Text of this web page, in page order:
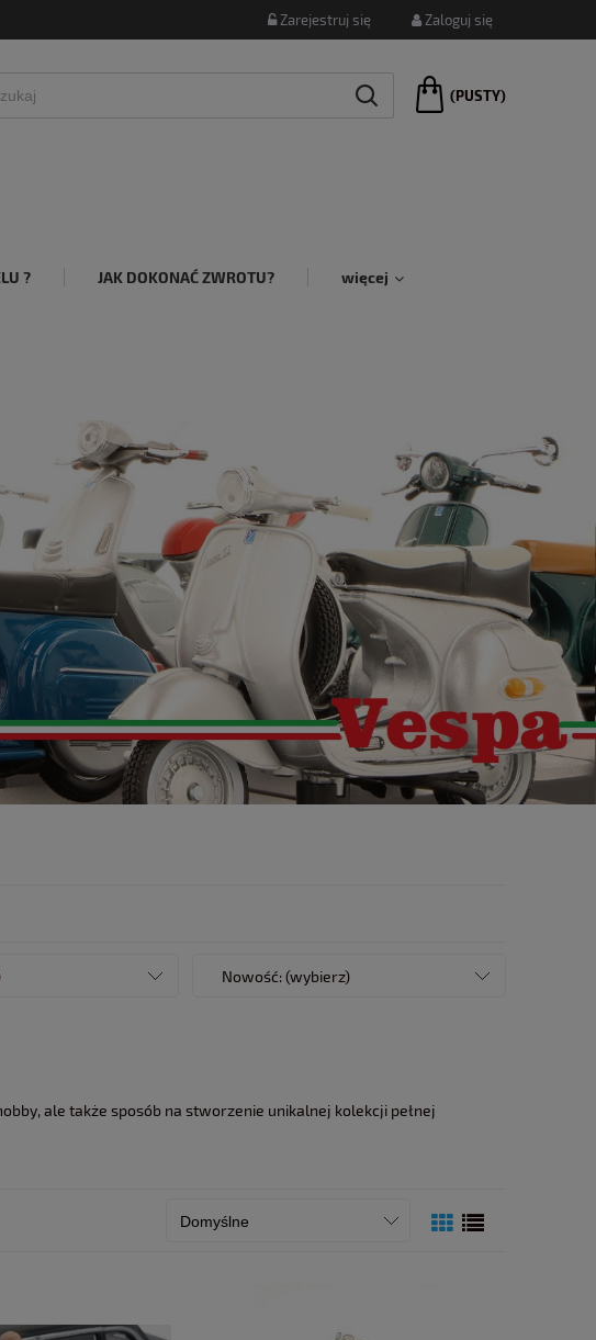
Zarejestruj się Zaloguj się
(PUSTY)
? JAK DOKONAĆ ZWROTU? więcej
Nowość: (wybierz)
ale także sposób na stworzenie unikalnej kolekcji pełnej